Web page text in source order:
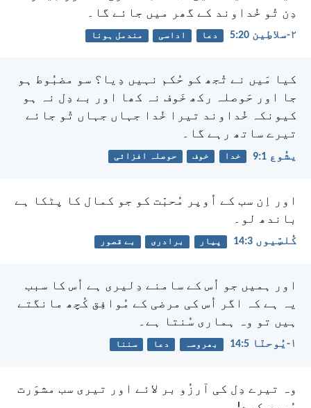
دِن تُو خُداوند کے گھر میں جائے گا۔
۲-سلاطِین 20:‏5 دعا اداسی مندمل ہونا
کیا مَیں نے تُجھ کو حُکم نہیں دِیا؟ سو مضبُوط ہو
جا اور حَوصلہ رکھ خَوف نہ کھا اور بے دِل نہ ہو
کیونکہ خُداوند تیرا خُدا جہاں جہاں تُو جائے
تیرے ساتھ رہے گا۔
یشُوع 1:‏9 خدا خوف حوصلہ افزائی
اور اِن سب کے اُوپر مُحبّت کو جو کمال کا پٹکا ہے
باندھ لو۔
کُلسِّیوں 3:‏14 پیار برادری بے قصور
اور ہمیں جو اُس کے سامنے دِلیری ہے اُس کا سبب
یہ ہے کہ اگر اُس کی مرضی کے مُوافِق کُچھ مانگتے
ہیں تو وہ ہماری سُنتا ہے۔
۱-یُوحنّا 5:‏14 بھروسہ دعا سننا
وہ تیرے دِل کی آرزُو بر لائے اور تیری سب مشوَرت